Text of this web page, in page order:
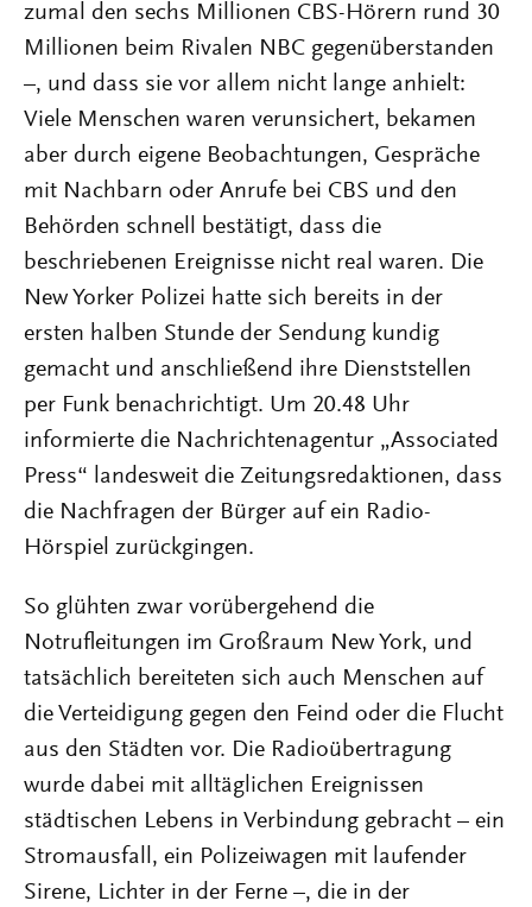
zumal den sechs Millionen CBS-Hörern rund 30
Millionen beim Rivalen NBC gegenüberstanden
–, und dass sie vor allem nicht lange anhielt:
Viele Menschen waren verunsichert, bekamen
aber durch eigene Beobachtungen, Gespräche
mit Nachbarn oder Anrufe bei CBS und den
Behörden schnell bestätigt, dass die
beschriebenen Ereignisse nicht real waren. Die
New Yorker Polizei hatte sich bereits in der
ersten halben Stunde der Sendung kundig
gemacht und anschließend ihre Dienststellen
per Funk benachrichtigt. Um 20.48 Uhr
informierte die Nachrichtenagentur „Associated
Press“ landesweit die Zeitungsredaktionen, dass
die Nachfragen der Bürger auf ein Radio-
Hörspiel zurückgingen.
So glühten zwar vorübergehend die
Notrufleitungen im Großraum New York, und
tatsächlich bereiteten sich auch Menschen auf
die Verteidigung gegen den Feind oder die Flucht
aus den Städten vor. Die Radioübertragung
wurde dabei mit alltäglichen Ereignissen
städtischen Lebens in Verbindung gebracht – ein
Stromausfall, ein Polizeiwagen mit laufender
Sirene, Lichter in der Ferne –, die in der